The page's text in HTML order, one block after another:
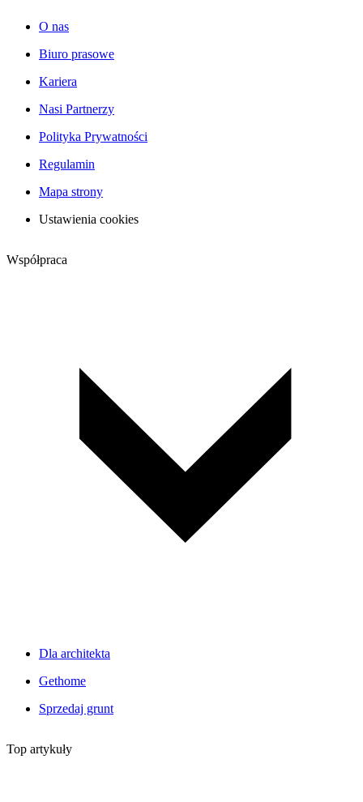
O nas
Biuro prasowe
Kariera
Nasi Partnerzy
Polityka Prywatności
Regulamin
Mapa strony
Ustawienia cookies
Współpraca
Dla architekta
Gethome
Sprzedaj grunt
Top artykuły